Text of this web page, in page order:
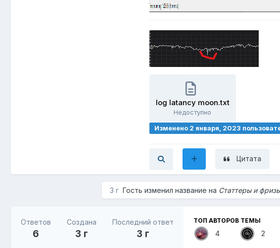
log latancy moon.txt
Недоступно
Изменено 2 января, 2023
Цитата
3 г Гость изменил название на Статтеры и
Ответов
6
Создана
3 г
Последний ответ
3 г
ТОП АВТОРОВ ТЕМЫ
4 2